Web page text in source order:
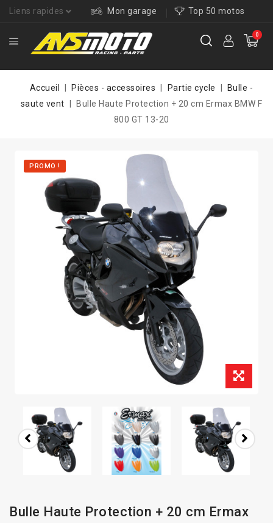
Liens rapides Mon garage Top 50 motos
0
Accueil Pièces - accessoires Partie cycle
Bulle -
saute vent
Bulle Haute Protection + 20 cm Ermax BMW F
800 GT 13-20
PROMO !
Bulle Haute Protection + 20 cm Ermax